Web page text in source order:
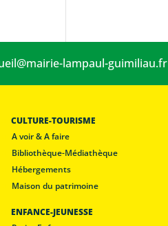
lampaul-guimiliau.fr
CULTURE-TOURISME
A voir & A faire
Bibliothèque-Médiathèque
Hébergements
Maison du patrimoine
ENFANCE-JEUNESSE